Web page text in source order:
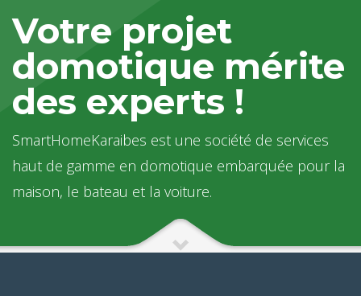
Votre projet
domotique mérite
des experts !
SmartHomeKaraibes est une société de services
haut de gamme en domotique embarquée pour la
maison, le bateau et la voiture.